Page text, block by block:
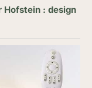
Hofstein : design